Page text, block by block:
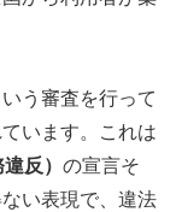
う審査を行って
います。これは
反） の宣言そ
い表現で、違法